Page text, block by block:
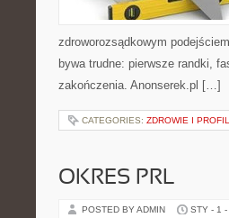
zdroworozsądkowym
bywa trudne: pierwsze randki,
zakończenia. Anonserek.pl […]
CATEGORIES: ZDROWIE I
OKRES PRL
POSTED BY ADMIN STY - 1